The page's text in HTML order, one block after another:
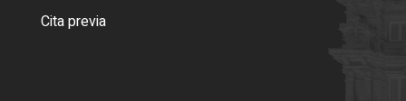
Cita previa